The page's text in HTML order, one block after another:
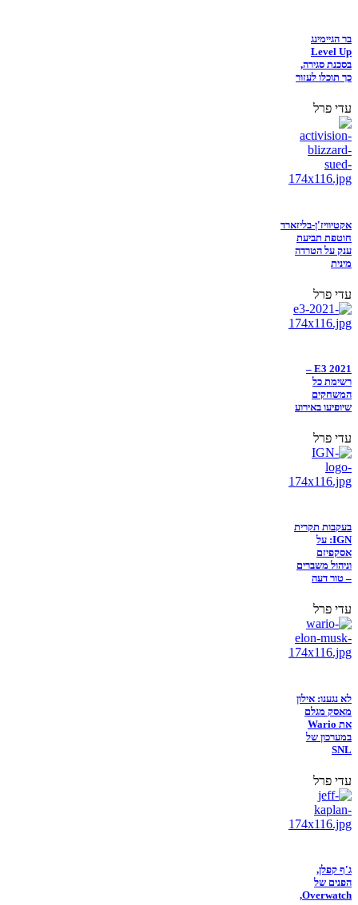
בר הגיימינג
Level Up
בסכנת סגירה,
כך תוכלו לעזור
עדי פרל
אקטיוויז'ן-בליזארד
חוטפת תביעת
ענק על הטרדה
מינית
עדי פרל
E3 2021 –
רשימת כל
המשחקים
שיופיעו באירוע
עדי פרל
בעקבות תקרית
IGN: על
אסקפיזם
וניהול משברים
– טור דעה
עדי פרל
לא נגענו: אילון
מאסק מגלם
את Wario
במערכון של
SNL
עדי פרל
ג'ף קפלן,
הפנים של
Overwatch,